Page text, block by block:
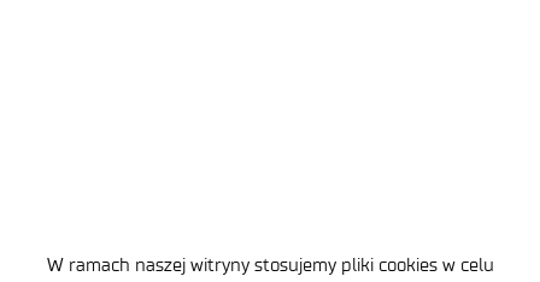
W ramach naszej witryny stosujemy pliki cookies w celu